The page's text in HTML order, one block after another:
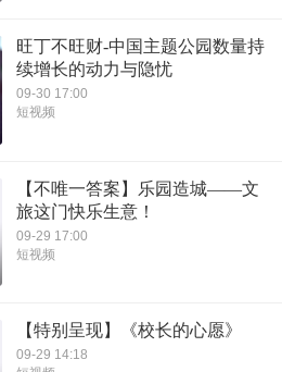
旺丁不旺财-中国主题公园数量持
续增长的动力与隐忧
09-30 17:00
短视频
【不唯一答案】乐园造城——文
旅这门快乐生意！
09-29 17:00
短视频
【特别呈现】《校长的心愿》
09-29 14:18